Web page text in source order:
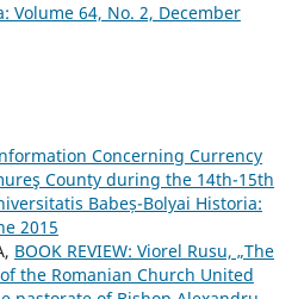
Volume 64, No. 2, December
Concerning Currency
County during the 14th-15th
Babeș-Bolyai Historia:
2015
BOOK REVIEW: Viorel Rusu, „The
the Romanian Church United